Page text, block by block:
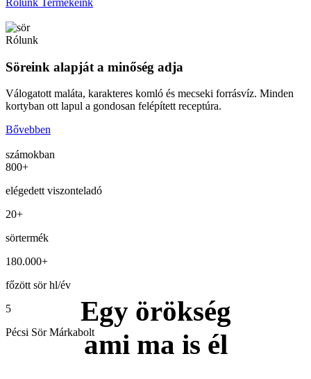
Rólunk
Söreink alapját a minőség adja
Válogatott maláta, karakteres komló és mecseki forrásvíz. Minden
kortyban ott lapul a gondosan felépített receptúra.
Bővebben
számokban
800+
elégedett viszonteladó
20+
sörtermék
180.000+
főzött sör hl/év
5
Pécsi Sör Márkabolt
Egy örökség
ami ma is él